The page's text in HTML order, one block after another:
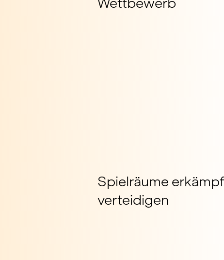
Spielräume
verteidigen